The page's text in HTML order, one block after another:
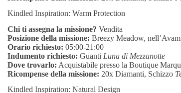
Kindled Inspiration: Warm Protection
Chi ti assegna la missione? Vendita
Posizione della missione: Breezy Meadow,
Orario richiesto: 05:00-21:00
Indumento richiesto: Guanti Luna di Mezzanotte
Dove trovarlo: Acquistabile presso la Boutique
Ricompense della missione: 20x Diamanti, Schizzo
Kindled Inspiration: Natural Design